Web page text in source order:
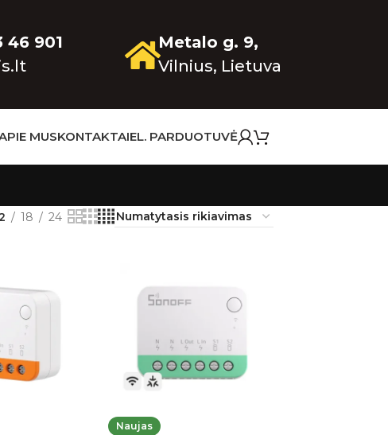
46 901
Metalo g. 9,
Vilnius, Lietuva
MUSKONTAKTAIEL. PARDUOTUVĖ
18 24
Naujas